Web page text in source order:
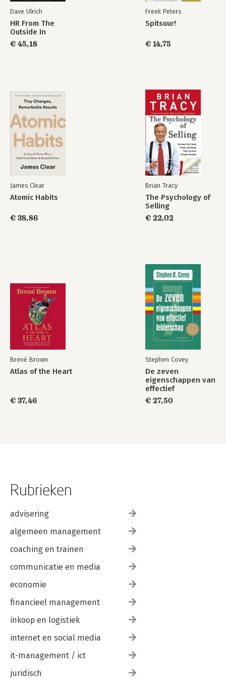
Bekijk alle boeken
Dave Ulrich
HR From The
Outside In
€ 45,18
Freek Peters
Spitsuur!
€ 14,75
James Clear
Atomic Habits
€ 38,86
Brian Tracy
The Psychology of
Selling
€ 22,02
Brené Brown
Atlas of the Heart
€ 37,46
Stephen Covey
De zeven
eigenschappen van
effectief
leiderschap
€ 27,50
Rubrieken
advisering
algemeen management
coaching en trainen
communicatie en media
economie
financieel management
inkoop en logistiek
internet en social media
it-management / ict
juridisch